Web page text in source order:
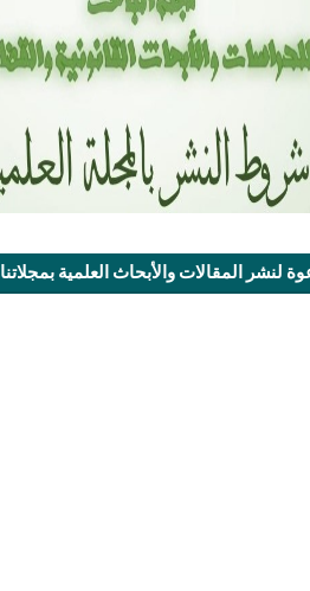
لنشر المقالات والأبحاث العلمية بمجلاتنا